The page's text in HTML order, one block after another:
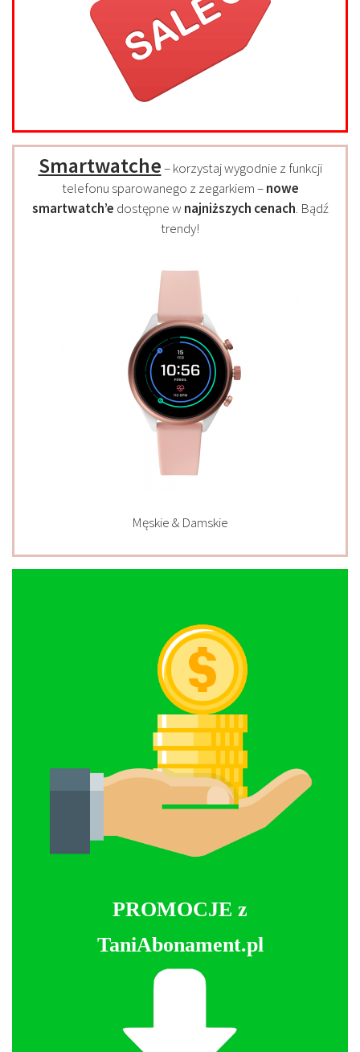
Smartwatche– korzystaj wygodnie z funkcji
telefonu sparowanego z zegarkiem –nowe
smartwatch’e dostępne w najniższych cenach. Bądź
trendy!
Męskie & Damskie
PROMOCJE z
TaniAbonament.pl